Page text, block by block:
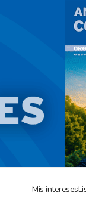
Mis intereses